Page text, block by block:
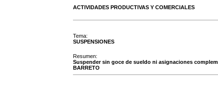
ACTIVIDADES PRODUCTIVAS Y COMERCIALES
Tema:
SUSPENSIONES
Resumen:
Suspender sin goce de sueldo ni asignaciones
BARRETO